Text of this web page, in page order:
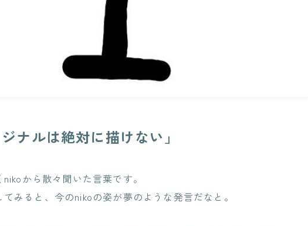
ナルは絶対に描けない」
から散々聞いた言葉です。
みると、今のnikoの姿が夢のような発言だなと。